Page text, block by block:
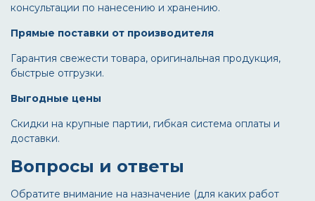
консультации по нанесению и хранению.
Прямые поставки от производителя
Гарантия свежести товара, оригинальная продукция,
быстрые отгрузки.
Выгодные цены
Скидки на крупные партии, гибкая система оплаты и
доставки.
Вопросы и ответы
Обратите внимание на назначение (для каких работ